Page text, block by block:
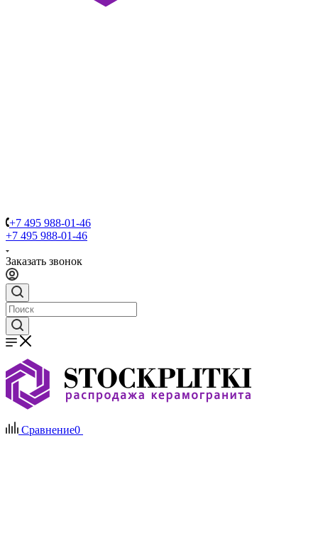
+7 495 988-01-46
+7 495 988-01-46
Заказать звонок
Сравнение0